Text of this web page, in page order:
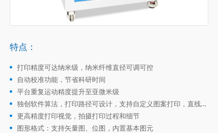
特点：
打印精度可达纳米级，纳米纤维直径可调可控
自动校准功能，节省科研时间
平台重复运动精度提升至亚微米级
独创软件算法，打印路径可设计，支持自定义图案打印，直线和
曲线打印
更高精度打印视觉，拍摄打印过程和细节
图形格式：支持矢量图、位图，内置基本图元